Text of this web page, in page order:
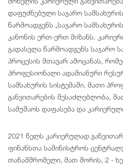
დაფუძნებული საჯარო
წარმოადგენს „საჯარო
კანონის ერთ-ერთ მიზანს.
გადასვლა წარმოადგენს საჯარო
პროცესის მთავარ ამოცანას,
პროფესიონალი ადამიანური
სამსახურის სისტემაში, მათი
განვითარების შესაძლებლობა,
სამუშაოს დაფასება და
2021 წელს კარიერულად
ფინანსთა სამინისტროს
თანამშრომელი, მათ შორის, 2 -